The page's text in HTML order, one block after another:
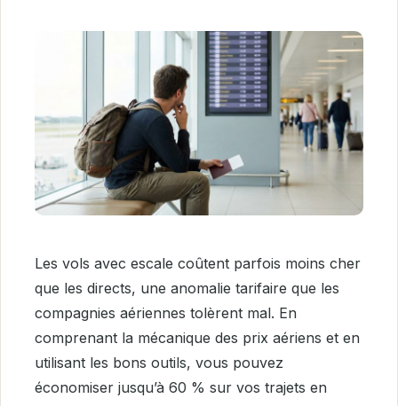
Les vols avec escale coûtent parfois moins cher
que les directs, une anomalie tarifaire que les
compagnies aériennes tolèrent mal. En
comprenant la mécanique des prix aériens et en
utilisant les bons outils, vous pouvez
économiser jusqu’à 60 % sur vos trajets en